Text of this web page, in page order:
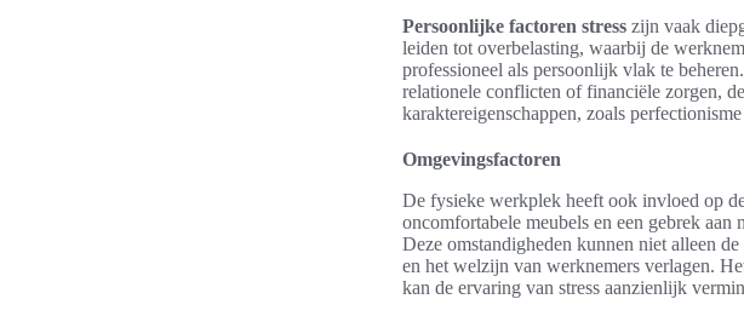
Persoonlijke factoren stress zijn vaak
leiden tot overbelasting, waarbij de
professioneel als persoonlijk vlak te
relationele conflicten of financiële zorgen,
karaktereigenschappen, zoals
Omgevingsfactoren
De fysieke werkplek heeft ook invloed op
oncomfortabele meubels en een gebrek
Deze omstandigheden kunnen niet alleen
en het welzijn van werknemers verlagen.
kan de ervaring van stress aanzienlijk